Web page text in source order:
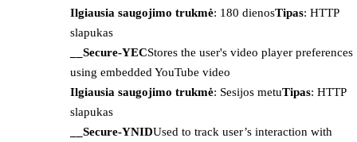
Ilgiausia saugojimo trukmė: 180 dienosTipas: HTTP
slapukas
__Secure-YECStores the user's video player preferences
using embedded YouTube video
Ilgiausia saugojimo trukmė: Sesijos metuTipas: HTTP
slapukas
__Secure-YNIDUsed to track user’s interaction with